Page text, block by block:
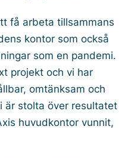
få arbeta tillsammans
kontor som också
som en pandemi.
projekt och vi har
omtänksam och
är stolta över resultatet
huvudkontor vunnit,